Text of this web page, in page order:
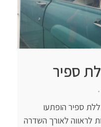
ספיר
ספיר הופתעו
לראווה לאורך השדרה